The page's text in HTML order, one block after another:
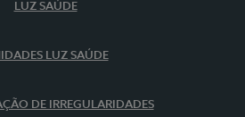
LUZ SAÚDE
LUZ SAÚDE
DE IRREGULARIDADES